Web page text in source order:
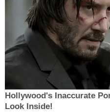
Hollywood's Inaccurate
Look Inside!